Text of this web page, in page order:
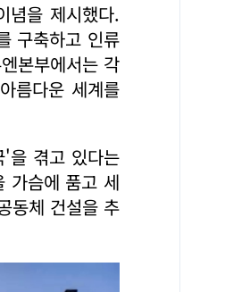
념을 제시했다.
구축하고 인류
본부에서는 각
름다운 세계를
을 겪고 있다는
가슴에 품고 세
동체 건설을 추